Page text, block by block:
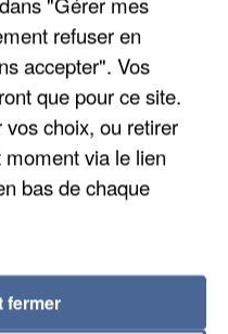
visés par des
annonce un "travail
rentrée.
refuser en
accepter". Vos
que pour ce site.
choix, ou retirer
via le lien
bas de chaque
fermer